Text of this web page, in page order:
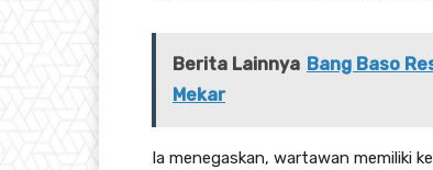
Berita Lainnya Bang Baso
Mekar
Ia menegaskan, wartawan memiliki